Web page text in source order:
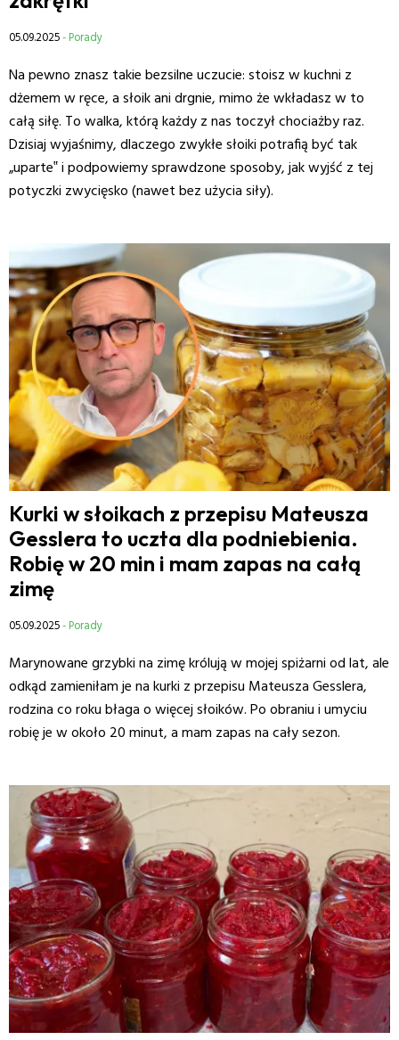
05.09.2025- Porady
Na pewno znasz takie bezsilne uczucie: stoisz w kuchni z
dżemem w ręce, a słoik ani drgnie, mimo że wkładasz w to
całą siłę. To walka, którą każdy z nas toczył chociażby raz.
Dzisiaj wyjaśnimy, dlaczego zwykłe słoiki potrafią być tak
„uparte‟ i podpowiemy sprawdzone sposoby, jak wyjść z tej
potyczki zwycięsko (nawet bez użycia siły).
Kurki w słoikach z przepisu Mateusza
Gesslera to uczta dla podniebienia.
Robię w 20 min i mam zapas na całą
zimę
05.09.2025- Porady
Marynowane grzybki na zimę królują w mojej spiżarni od lat, ale
odkąd zamieniłam je na kurki z przepisu Mateusza Gesslera,
rodzina co roku błaga o więcej słoików. Po obraniu i umyciu
robię je w około 20 minut, a mam zapas na cały sezon.